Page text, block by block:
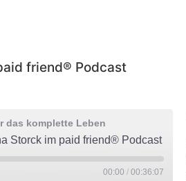
friend® Podcast
das komplette Leben
Storck im paid friend® Podcast
00:00 / 00:36:07